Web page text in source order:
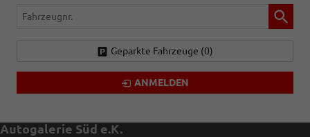
Fahrzeugnr.
Geparkte Fahrzeuge (0)
ANMELDEN
Autogalerie Süd e.K.